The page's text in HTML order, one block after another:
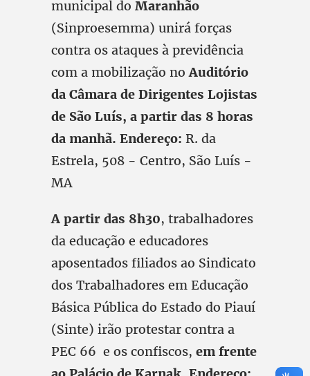
municipal do Maranhão
(Sinproesemma) unirá forças
contra os ataques à previdência
com a mobilização no Auditório
da Câmara de Dirigentes Lojistas
de São Luís, a partir das 8 horas
da manhã. Endereço: R. da
Estrela, 508 - Centro, São Luís -
MA
A partir das 8h30, trabalhadores
da educação e educadores
aposentados filiados ao Sindicato
dos Trabalhadores em Educação
Básica Pública do Estado do Piauí
(Sinte) irão protestar contra a
PEC 66 e os confiscos, em frente